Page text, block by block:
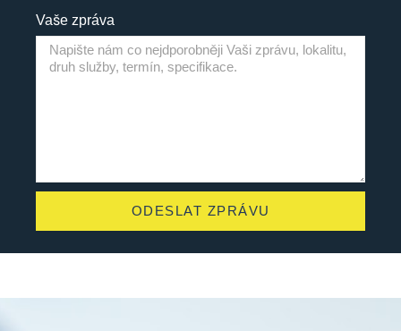
Vaše zpráva
ODESLAT ZPRÁVU